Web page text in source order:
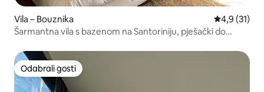
Vila – Bouznika Prosječna
4,9 (31)
Šarmantna vila s bazenom na Santoriniju, pješački do
Odabrali gosti
Odabrali gosti